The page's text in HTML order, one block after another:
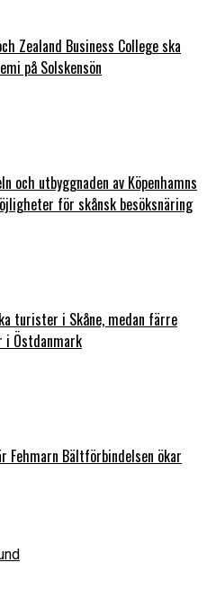
Zealand Business College ska
på Solskensön
och utbyggnaden av Köpenhamns
för skånsk besöksnäring
turister i Skåne, medan färre
i Östdanmark
Fehmarn Bältförbindelsen ökar